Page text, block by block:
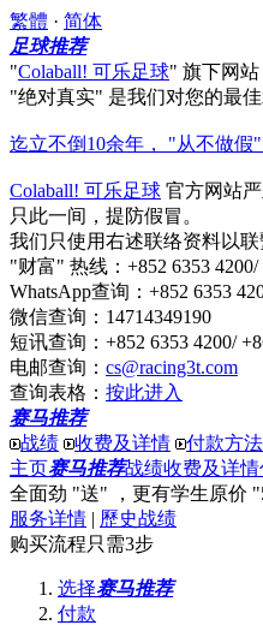
繁體 · 简体
足球推荐
"Colaball! 可乐足球" 旗下网站
"绝对真实" 是我们对您的最佳
迄立不倒10余年， "从不做假
Colaball! 可乐足球 官方网站严
只此一间，提防假冒。
我们只使用右述联络资料以联
"财富" 热线 ：+852 6353
WhatsApp查询 ：+852 6353
微信查询 ：14714349190
短讯查询 ：+852 6353 4200/
电邮查询 ： cs@racing3t.com
查询表格 ： 按此进入
赛马推荐
战绩
收费及详情 付款方法
主页赛马推荐战绩收费及详情
全面劲 "送"
，更有学生原价
服务详情 | 歷史战绩
购买流程只需3步
选择赛马推荐
付款